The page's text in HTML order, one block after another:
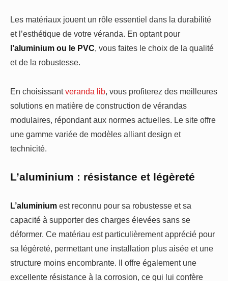
Les matériaux jouent un rôle essentiel dans la durabilité
et l’esthétique de votre véranda. En optant pour
l’aluminium ou le PVC, vous faites le choix de la qualité
et de la robustesse.
En choisissantveranda lib, vous profiterez des meilleures
solutions en matière de construction de vérandas
modulaires, répondant aux normes actuelles. Le site offre
une gamme variée de modèles alliant design et
technicité.
L’aluminium : résistance et légèreté
L’aluminium est reconnu pour sa robustesse et sa
capacité à supporter des charges élevées sans se
déformer. Ce matériau est particulièrement apprécié pour
sa légèreté, permettant une installation plus aisée et une
structure moins encombrante. Il offre également une
excellente résistance à la corrosion, ce qui lui confère